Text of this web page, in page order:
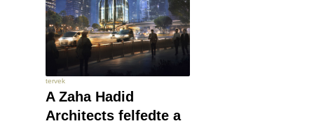
tervek
A Zaha Hadid
Architects felfedte a